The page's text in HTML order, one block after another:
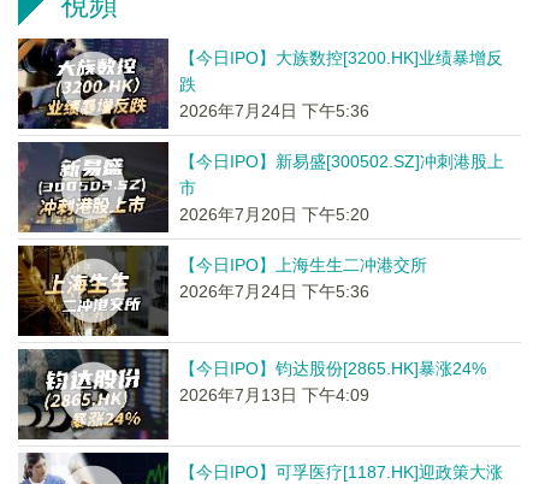
【今日IPO】大族数控[3200.HK]业绩暴增反
跌
2026年7月24日 下午5:36
【今日IPO】新易盛[300502.SZ]冲刺港股上
市
2026年7月20日 下午5:20
【今日IPO】上海生生二冲港交所
2026年7月24日 下午5:36
【今日IPO】钧达股份[2865.HK]暴涨24%
2026年7月13日 下午4:09
【今日IPO】可孚医疗[1187.HK]迎政策大涨